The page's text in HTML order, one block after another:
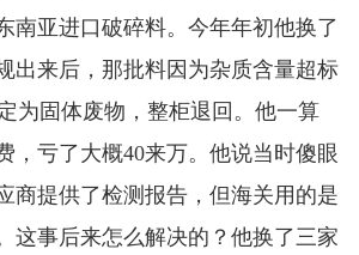
南亚进口破碎料。今年年初他换了
出来后，那批料因为杂质含量超标
为固体废物，整柜退回。他一算
，亏了大概40来万。他说当时傻眼
商提供了检测报告，但海关用的是
这事后来怎么解决的？他换了三家